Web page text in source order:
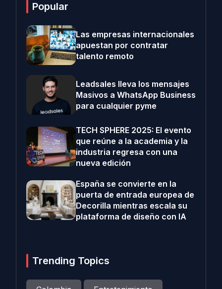
Popular
Las empresas internacionales
apuestan por contratar
talento remoto
Leadsales lleva los mensajes
Masivos a WhatsApp Business
para cualquier pyme
TECH SPHERE 2025: El evento
que reúne a la academia y la
industria regresa con una
nueva edición
España se convierte en la
puerta de entrada europea de
Decorilla mientras escala su
plataforma de diseño con IA
Trending Topics